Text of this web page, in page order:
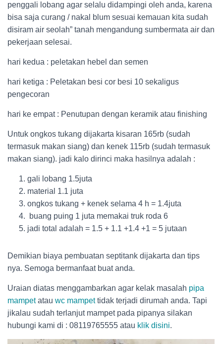
penggali lobang agar selalu didampingi oleh anda, karena
bisa saja curang / nakal blum sesuai kemauan kita sudah
disiram air seolah” tanah mengandung sumbermata air dan
pekerjaan selesai.
hari kedua : peletakan hebel dan semen
hari ketiga : Peletakan besi cor besi 10 sekaligus
pengecoran
hari ke empat : Penutupan dengan keramik atau finishing
Untuk ongkos tukang dijakarta kisaran 165rb (sudah
termasuk makan siang) dan kenek 115rb (sudah termasuk
makan siang). jadi kalo dirinci maka hasilnya adalah :
gali lobang 1.5juta
material 1.1 juta
ongkos tukang + kenek selama 4 h = 1.4juta
buang puing 1 juta memakai truk roda 6
jadi total adalah = 1.5 + 1.1 +1.4 +1 = 5 jutaan
Demikian biaya pembuatan septitank dijakarta dan tips
nya. Semoga bermanfaat buat anda.
Uraian diatas menggambarkan agar kelak masalah pipa
mampetatau wc mampettidak terjadi dirumah anda. Tapi
jikalau sudah terlanjut mampet pada pipanya silakan
hubungi kami di : 08119765555 atau klik disini.